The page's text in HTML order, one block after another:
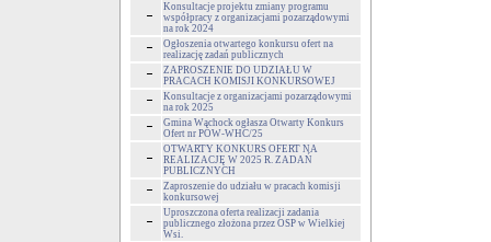
Konsultacje projektu zmiany programu
współpracy z organizacjami pozarządowymi
na rok 2024
Ogłoszenia otwartego konkursu ofert na
realizację zadań publicznych
ZAPROSZENIE DO UDZIAŁU W
PRACACH KOMISJI KONKURSOWEJ
Konsultacje z organizacjami pozarządowymi
na rok 2025
Gmina Wąchock ogłasza Otwarty Konkurs
Ofert nr POW-WHC/25
OTWARTY KONKURS OFERT NA
REALIZACJĘ W 2025 R. ZADAŃ
PUBLICZNYCH
Zaproszenie do udziału w pracach komisji
konkursowej
Uproszczona oferta realizacji zadania
publicznego złożona przez OSP w Wielkiej
Wsi.